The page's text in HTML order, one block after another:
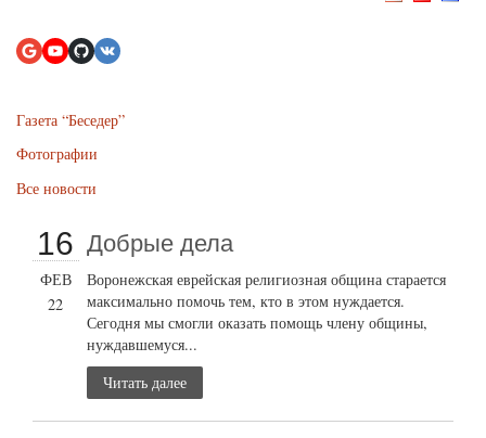
Газета “Беседер”
Фотографии
Все новости
16
ФЕВ
22
Добрые дела
Воронежская еврейская религиозная община старается
максимально помочь тем, кто в этом нуждается.
Сегодня мы смогли оказать помощь члену общины,
нуждавшемуся...
Читать далее